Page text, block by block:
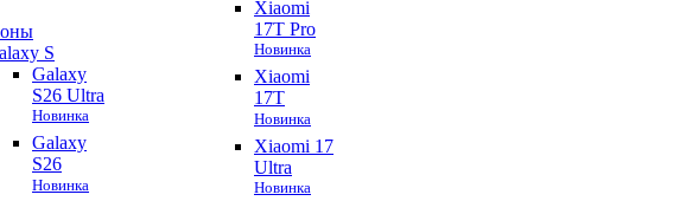
S
Galaxy
S26 Ultra
Новинка
Galaxy
S26
Новинка
Xiaomi
17T Pro
Новинка
Xiaomi
17T
Новинка
Xiaomi 17
Ultra
Новинка